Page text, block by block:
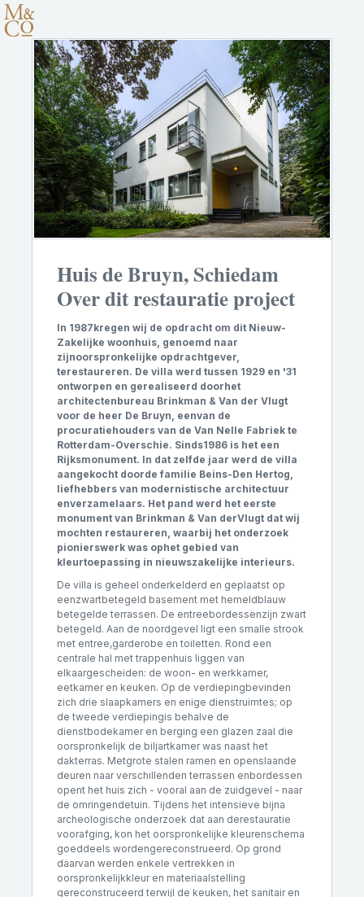
Huis de Bruyn, Schiedam
Over dit restauratie project
In 1987kregen wij de opdracht om dit Nieuw-
Zakelijke woonhuis, genoemd naar
zijnoorspronkelijke opdrachtgever,
terestaureren. De villa werd tussen 1929 en '31
ontworpen en gerealiseerd doorhet
architectenbureau Brinkman & Van der Vlugt
voor de heer De Bruyn, eenvan de
procuratiehouders van de Van Nelle Fabriek te
Rotterdam-Overschie. Sinds1986 is het een
Rijksmonument. In dat zelfde jaar werd de villa
aangekocht doorde familie Beins-Den Hertog,
liefhebbers van modernistische architectuur
enverzamelaars. Het pand werd het eerste
monument van Brinkman & Van derVlugt dat wij
mochten restaureren, waarbij het onderzoek
pionierswerk was ophet gebied van
kleurtoepassing in nieuwszakelijke interieurs.
De villa is geheel onderkelderd en geplaatst op
eenzwartbetegeld basement met hemeldblauw
betegelde terrassen. De entreebordessenzijn zwart
betegeld. Aan de noordgevel ligt een smalle strook
met entree,garderobe en toiletten. Rond een
centrale hal met trappenhuis liggen van
elkaargescheiden: de woon- en werkkamer,
eetkamer en keuken. Op de verdiepingbevinden
zich drie slaapkamers en enige dienstruimtes; op
de tweede verdiepingis behalve de
dienstbodekamer en berging een glazen zaal die
oorspronkelijk de biljartkamer was naast het
dakterras. Metgrote stalen ramen en openslaande
deuren naar verschillenden terrassen enbordessen
opent het huis zich - vooral aan de zuidgevel - naar
de omringendetuin. Tijdens het intensieve bijna
archeologische onderzoek dat aan derestauratie
voorafging, kon het oorspronkelijke kleurenschema
goeddeels wordengereconstrueerd. Op grond
daarvan werden enkele vertrekken in
oorspronkelijkkleur en materiaalstelling
gereconstruceerd terwijl de keuken, het sanitair en